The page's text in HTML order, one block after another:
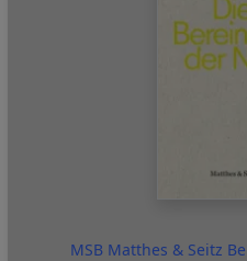
MSB Matthes & Seitz